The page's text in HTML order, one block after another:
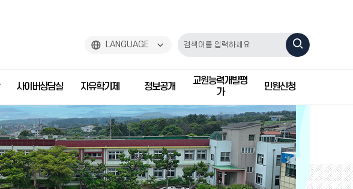
LANGUAGE
검
색
기
사이버상담실 자유학기제 정보공개
교원능력개발평
가
민원신청